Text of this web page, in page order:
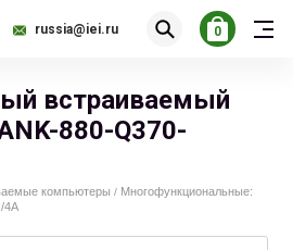
russia@iei.ru 0
встраиваемый
880-Q370-
компьютеры / Многофункциональные:
4A